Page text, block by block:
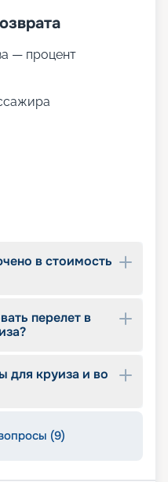
— процент
в стоимость
перелет в
для круиза и во
(9)